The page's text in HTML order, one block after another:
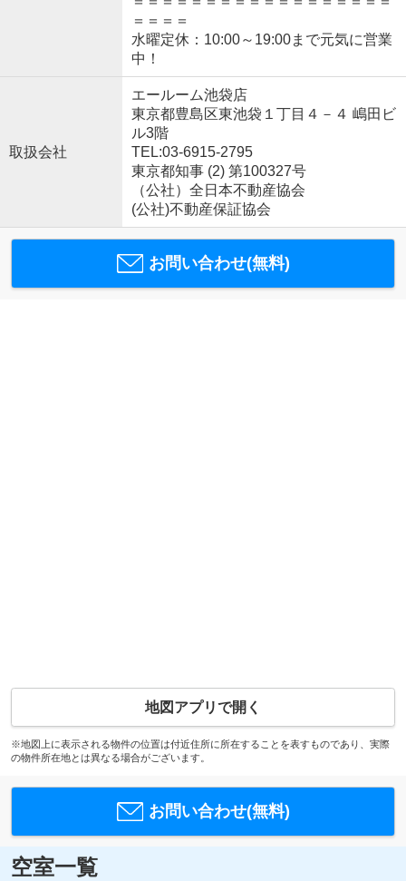
＝＝＝＝
水曜定休：10:00～19:00まで元気に営業
中！
取扱会社
エールーム池袋店
東京都豊島区東池袋１丁目４－４ 嶋田ビ
ル3階
TEL:03-6915-2795
東京都知事 (2) 第100327号
（公社）全日本不動産協会
(公社)不動産保証協会
お問い合わせ(無料)
地図アプリで開く
※地図上に表示される物件の位置は付近住所に所在することを表すものであり、実際
の物件所在地とは異なる場合がございます。
お問い合わせ(無料)
空室一覧